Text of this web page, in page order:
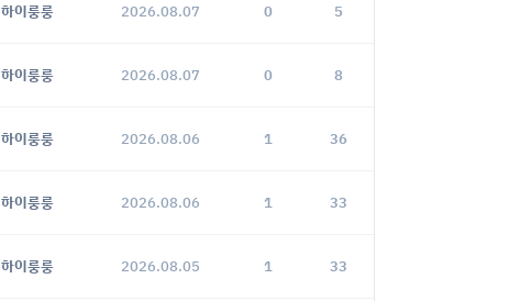
하이룽룽 2026.08.07 0 5
하이룽룽 2026.08.07 0 8
하이룽룽 2026.08.06 1 36
하이룽룽 2026.08.06 1 33
하이룽룽 2026.08.05 1 33